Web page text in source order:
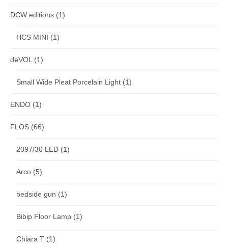
DCW editions (1)
HCS MINI (1)
deVOL(1)
Small Wide Pleat Porcelain Light (1)
ENDO (1)
FLOS (66)
2097/30 LED (1)
Arco (5)
bedside gun (1)
Bibip Floor Lamp (1)
Chiara T (1)